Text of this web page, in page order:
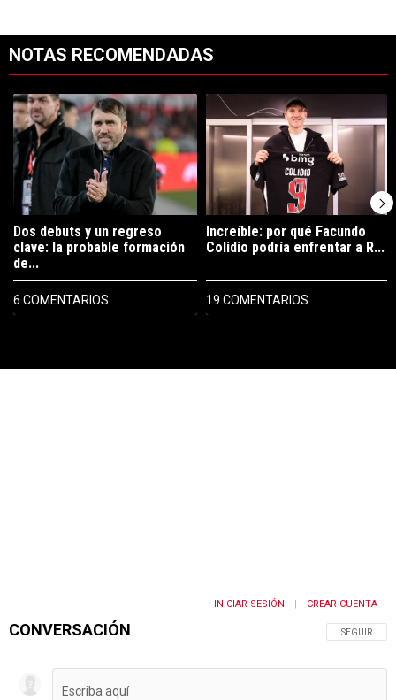
NOTAS RECOMENDADAS
Un artículo de tendencia con el título "Dos debuts y un regreso
Dos debuts y un regreso
clave: la probable formación
de...
6 COMENTARIOS
Un artículo de tendencia con el
Increíble: por qué Facundo
Colidio podría enfrentar a R...
19 COMENTARIOS
CONVERSACIÓN SIGA ESTA
SEGUIR
INICIAR SESIÓN CREAR CUENTA